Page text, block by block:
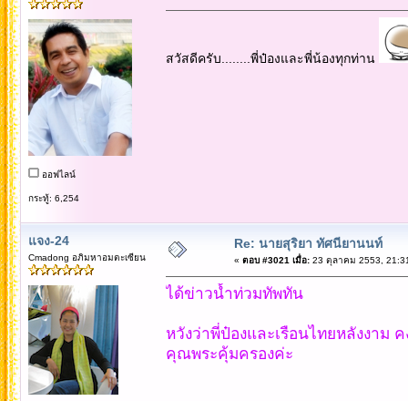
ออฟไลน์
กระทู้: 6,254
สวัสดีครับ........พี่ป๋องและพี่น้องทุกท่าน
แจง-24
Cmadong อภิมหาอมตะเซียน
Re: นายสุริยา ทัศนียานนท์
« ตอบ #3021 เมื่อ:23 ตุลาคม 2553,
ได้ข่าวน้ำท่วมทัพทัน
หวังว่าพี่ป๋องและเรือนไทยหลังงาม
คุณพระคุ้มครองค่ะ